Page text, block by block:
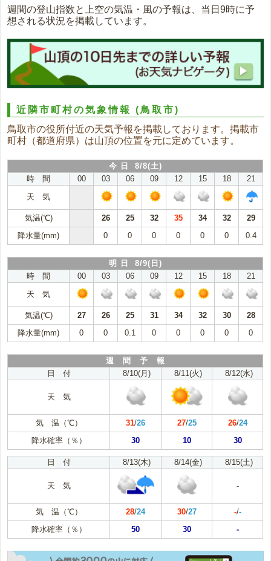
週間の登山指数と上空の気温・風の予報は、当日9時に予
想される状況を掲載しています。
近隣市町村の気象情報(鳥取市)
鳥取市の役所付近の天気予報を掲載しております。掲載市
町村（都道府県）は山頂の位置を元に定めています。
今 日 8/8(土)
時 間
00 03 06 09 12 15 18
21
天 気
気温(℃) 26 25 32 35 34 32
29
降水量(mm)
0 0 0 0 0 0 0.4
明 日 8/9(日)
時 間
00 03 06 09 12 15 18
21
天 気
気温(℃) 27 26 25 31 34 32 30
28
降水量(mm)
0 0 0.1 0 0 0 0 0
週 間 予 報
日 付
8/10(月) 8/11(火) 8/12(水)
天 気
気 温（℃） 31/26 27/25 26/24
降水確率（％）
30 10 30
日 付 8/13(木) 8/14(金) 8/15(土)
天 気 -
気 温（℃） 28/24 30/27 -/-
降水確率（％）
50 30 -